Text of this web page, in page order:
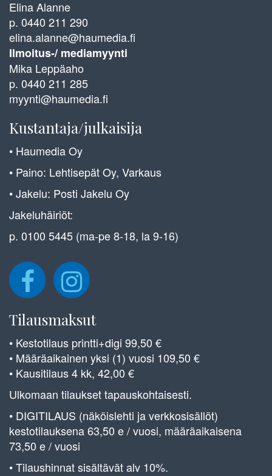
Elina Alanne
p. 0440 211 290
elina.alanne@haumedia.fi
Ilmoitus-/ mediamyynti
Mika Leppäaho
p. 0440 211 285
myynti@haumedia.fi
Kustantaja/julkaisija
• Haumedia Oy
• Paino: Lehtisepät Oy, Varkaus
• Jakelu: Posti Jakelu Oy
Jakeluhäiriöt:
p. 0100 5445 (ma-pe 8-18, la 9-16)
Tilausmaksut
• Kestotilaus printti+digi 99,50 €
• Määräaikainen yksi (1) vuosi 109,50 €
• Kausitilaus 4 kk, 42,00 €
Ulkomaan tilaukset tapauskohtaisesti.
• DIGITILAUS (näköislehti ja verkkosisällöt)
kestotilauksena 63,50 e / vuosi, määräaikaisena
73,50 e / vuosi
• Tilaushinnat sisältävät alv 10%.